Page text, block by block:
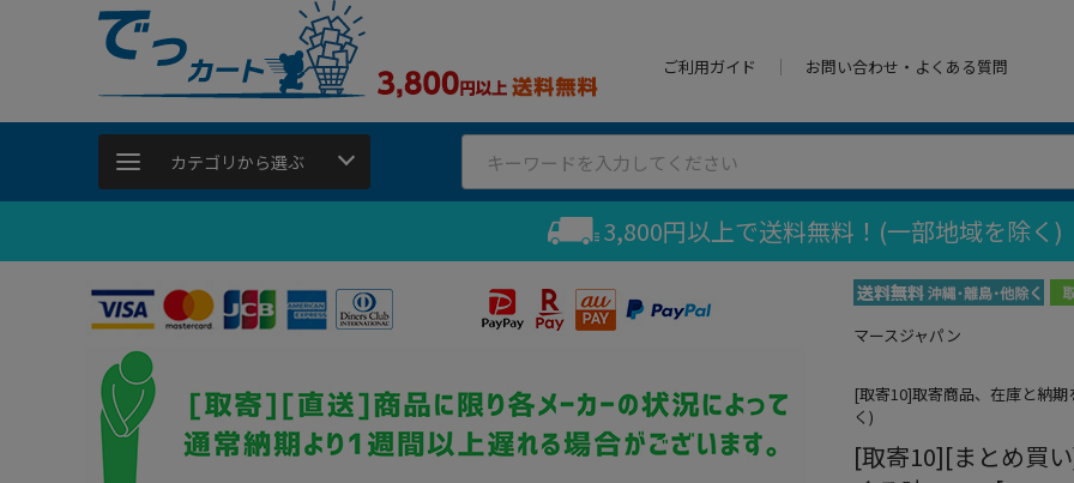
ご利用ガイド お問い合わせ・よくある質問
カテゴリから選ぶ
3,800円以上で送料無料！(一部地域を除く)
マースジャパン
[取寄10]取寄商品、在庫と納
く)
[取寄10][まとめ買